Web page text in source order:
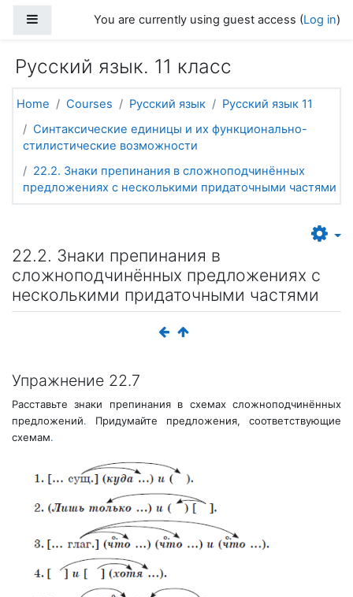
Side panelYou are currently using guest access (Log in)
Русский язык. 11 класс
Home Courses Русский язык
Русский язык 11
Синтаксические единицы и их функционально-
стилистические возможности
22.2. Знаки препинания в сложноподчинённых
предложениях с несколькими придаточными частями
22.2. Знаки препинания в
сложноподчинённых предложениях с
несколькими придаточными частями
Упражнение 22.7
Расставьте знаки препинания в схемах сложноподчинённых
предложений. Придумайте предложения, соответствующие
схемам.